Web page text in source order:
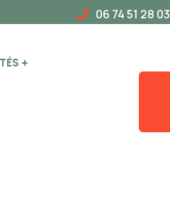
06 74 51 28 03